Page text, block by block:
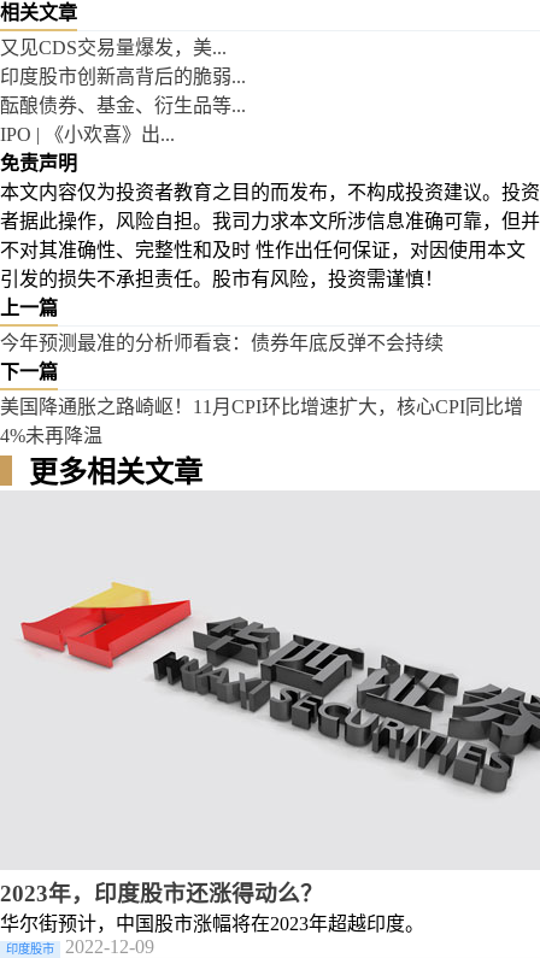
相关文章
又见CDS交易量爆发，美...
印度股市创新高背后的脆弱...
酝酿债券、基金、衍生品等...
IPO | 《小欢喜》出...
免责声明
本文内容仅为投资者教育之目的而发布，不构成投资建议。投资
者据此操作，风险自担。我司力求本文所涉信息准确可靠，但并
不对其准确性、完整性和及时 性作出任何保证，对因使用本文
引发的损失不承担责任。股市有风险，投资需谨慎！
上一篇
今年预测最准的分析师看衰：债券年底反弹不会持续
下一篇
美国降通胀之路崎岖！11月CPI环比增速扩大，核心CPI同比增
4%未再降温
更多相关文章
2023年，印度股市还涨得动么？
华尔街预计，中国股市涨幅将在2023年超越印度。
印度股市 2022-12-09